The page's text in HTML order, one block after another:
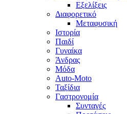
Εξελίξεις
Διαφορετικό
Μεταφυσική
Ιστορία
Παιδί
Γυναίκα
Άνδρας
Μόδα
Auto-Moto
Ταξίδια
Γαστρονομία
Συνταγές